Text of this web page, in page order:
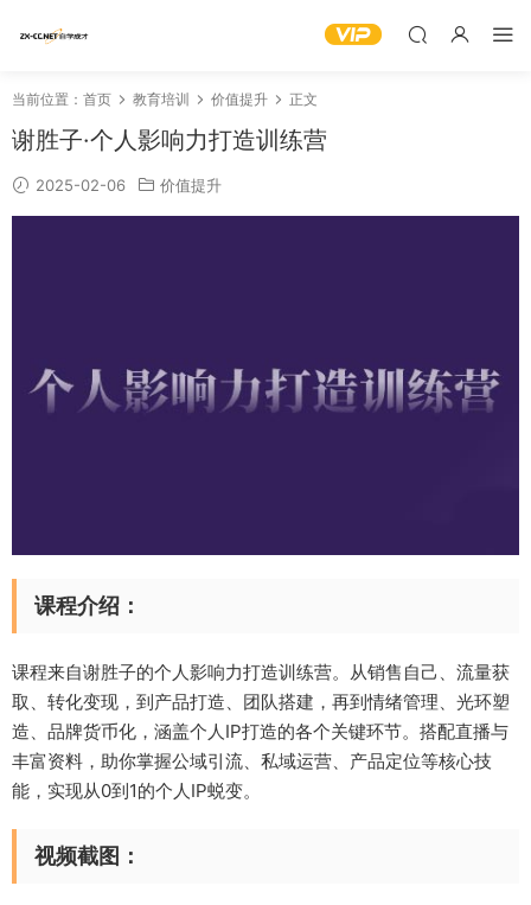
当前位置： 首页 教育培训 价值提升 正文
谢胜子·个人影响力打造训练营
2025-02-06 价值提升
课程介绍：
课程来自谢胜子的个人影响力打造训练营。从销售自己、流量获
取、转化变现，到产品打造、团队搭建，再到情绪管理、光环塑
造、品牌货币化，涵盖个人IP打造的各个关键环节。搭配直播与
丰富资料，助你掌握公域引流、私域运营、产品定位等核心技
能，实现从0到1的个人IP蜕变。
视频截图：